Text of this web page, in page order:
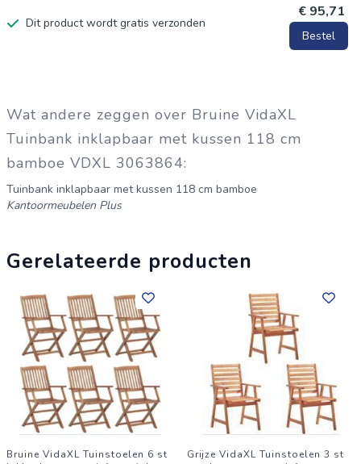
Dit product wordt gratis verzonden
€ 95,71
Bestel
Wat andere zeggen over Bruine VidaXL
Tuinbank inklapbaar met kussen 118 cm
bamboe VDXL 3063864:
Tuinbank inklapbaar met kussen 118 cm bamboe
Kantoormeubelen Plus
Gerelateerde producten
Bruine VidaXL Tuinstoelen 6 st
Grijze VidaXL Tuinstoelen 3 st